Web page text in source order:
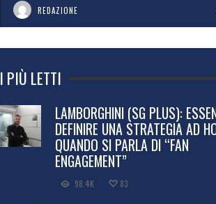
REDAZIONE
I PIÙ LETTI
LAMBORGHINI (SG PLUS):
DEFINIRE UNA STRATEGIA AD
QUANDO SI PARLA DI “FAN
ENGAGEMENT”
98.4K 83